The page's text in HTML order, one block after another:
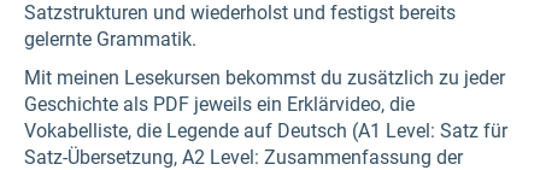
Satzstrukturen und wiederholst und festigst bereits
gelernte Grammatik.
Mit meinen Lesekursen bekommst du zusätzlich zu jeder
Geschichte als PDF jeweils ein Erklärvideo, die
Vokabelliste, die Legende auf Deutsch (A1 Level: Satz für
Satz-Übersetzung, A2 Level: Zusammenfassung der